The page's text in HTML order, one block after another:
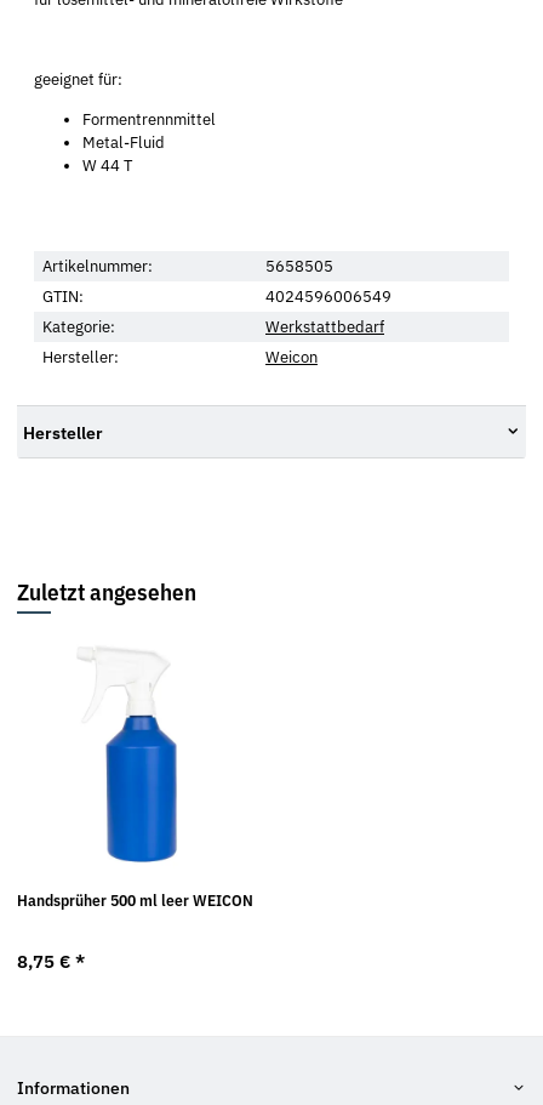
geeignet für:
Formentrennmittel
Metal-Fluid
W 44 T
Artikelnummer:
5658505
GTIN:
4024596006549
Kategorie:
Werkstattbedarf
Hersteller:
Weicon
Hersteller
Zuletzt angesehen
Handsprüher 500 ml leer WEICON
8,75 € *
Informationen